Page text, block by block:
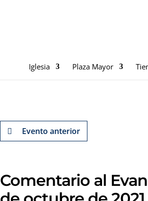
Iglesia Plaza Mayor
Evento anterior
Comentario al